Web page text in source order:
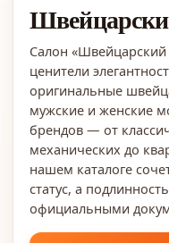
Салон «Швейцарский
ценители
оригинальные
мужские и женские
брендов — от
механических до
нашем каталоге
статус, а
официальными